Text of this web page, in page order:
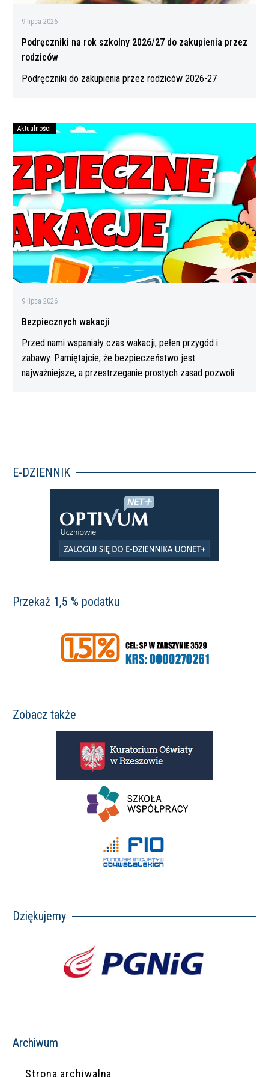
9 lipca 2026
Podręczniki na rok szkolny 2026/27 do zakupienia przez
rodziców
Podręczniki do zakupienia przez rodziców 2026-27
Bezpiecznych
wakacji
Aktualności
9 lipca 2026
Bezpiecznych wakacji
Przed nami wspaniały czas wakacji, pełen przygód i
zabawy. Pamiętajcie, że bezpieczeństwo jest
najważniejsze, a przestrzeganie prostych zasad pozwoli
E-DZIENNIK
Przekaż 1,5 % podatku
Zobacz także
Dziękujemy
Archiwum
Strona archiwalna